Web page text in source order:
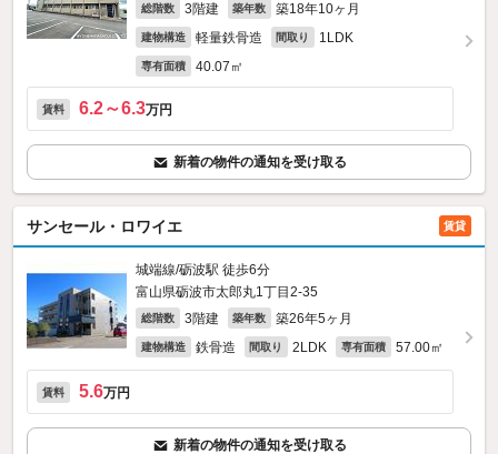
総階数 3階建 築年数 築18年10ヶ月
建物構造 軽量鉄骨造 間取り 1LDK
専有面積 40.07㎡
賃料 6.2～6.3万円
新着の物件の通知を受け取る
サンセール・ロワイエ 賃貸
城端線/砺波駅 徒歩6分
富山県砺波市太郎丸1丁目2-35
総階数 3階建 築年数 築26年5ヶ月
建物構造 鉄骨造 間取り 2LDK 専有面積 57.00㎡
賃料 5.6万円
新着の物件の通知を受け取る